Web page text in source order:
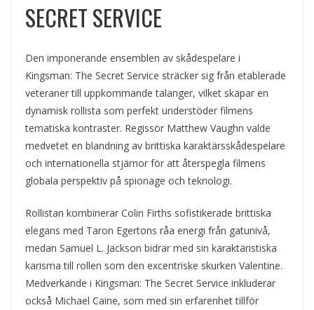
SECRET SERVICE
Den imponerande ensemblen av skådespelare i
Kingsman: The Secret Service sträcker sig från etablerade
veteraner till uppkommande talanger, vilket skapar en
dynamisk rollista som perfekt understöder filmens
tematiska kontraster. Regissör Matthew Vaughn valde
medvetet en blandning av brittiska karaktärsskådespelare
och internationella stjärnor för att återspegla filmens
globala perspektiv på spionage och teknologi.
Rollistan kombinerar Colin Firths sofistikerade brittiska
elegans med Taron Egertons råa energi från gatunivå,
medan Samuel L. Jackson bidrar med sin karaktäristiska
karisma till rollen som den excentriske skurken Valentine.
Medverkande i Kingsman: The Secret Service inkluderar
också Michael Caine, som med sin erfarenhet tillför